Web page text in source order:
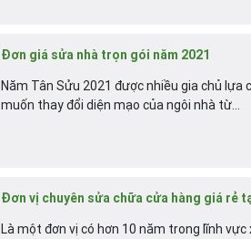
Đơn giá sửa nhà trọn gói năm 2021
Năm Tân Sửu 2021 được nhiều gia chủ
muốn thay đổi diện mạo của ngôi nhà từ...
Đơn vị chuyên sửa chữa cửa hàng giá rẻ
Là một đơn vị có hơn 10 năm trong lĩnh